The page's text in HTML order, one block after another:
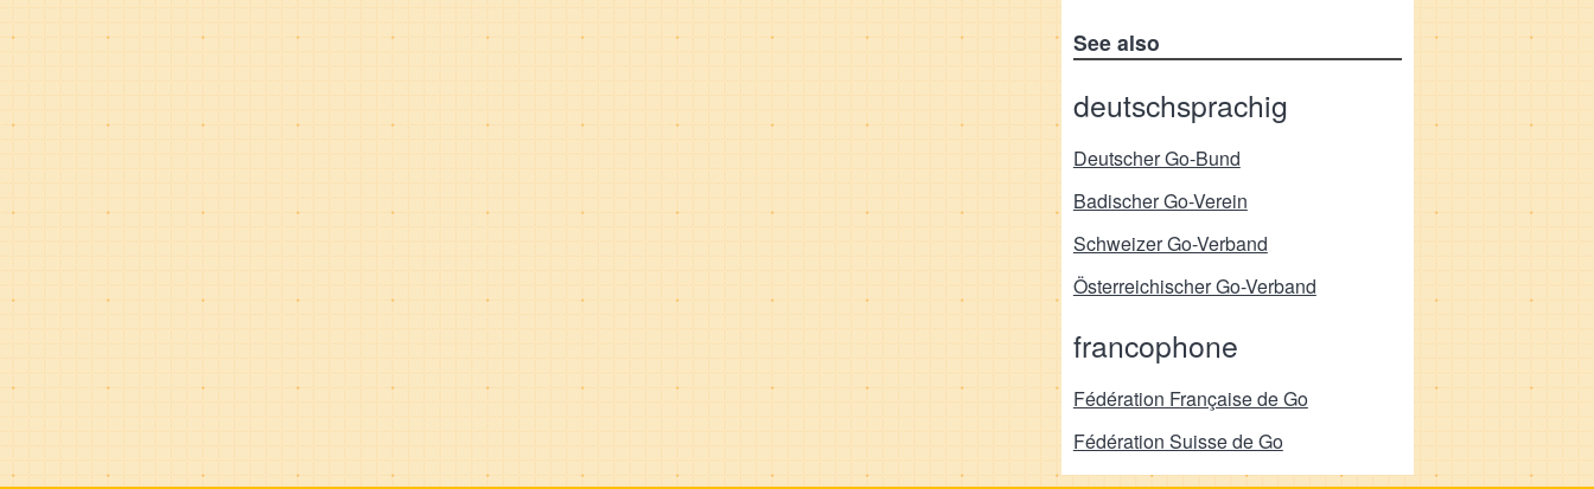
See also
deutschsprachig
Deutscher Go-Bund
Badischer Go-Verein
Schweizer Go-Verband
Österreichischer Go-Verband
francophone
Fédération Française de Go
Fédération Suisse de Go